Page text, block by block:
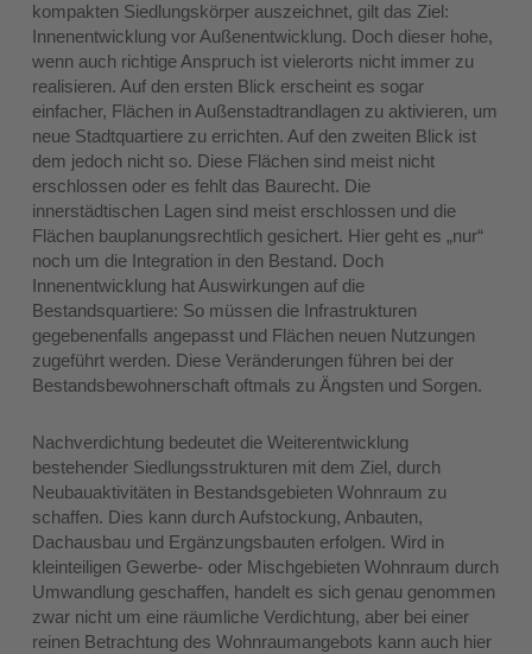
kompakten Siedlungskörper auszeichnet, gilt das Ziel:
Innenentwicklung vor Außenentwicklung. Doch dieser hohe,
wenn auch richtige Anspruch ist vielerorts nicht immer zu
realisieren. Auf den ersten Blick erscheint es sogar
einfacher, Flächen in Außenstadtrandlagen zu aktivieren, um
neue Stadtquartiere zu errichten. Auf den zweiten Blick ist
dem jedoch nicht so. Diese Flächen sind meist nicht
erschlossen oder es fehlt das Baurecht. Die
innerstädtischen Lagen sind meist erschlossen und die
Flächen bauplanungsrechtlich gesichert. Hier geht es „nur“
noch um die Integration in den Bestand. Doch
Innenentwicklung hat Auswirkungen auf die
Bestandsquartiere: So müssen die Infrastrukturen
gegebenenfalls angepasst und Flächen neuen Nutzungen
zugeführt werden. Diese Veränderungen führen bei der
Bestandsbewohnerschaft oftmals zu Ängsten und Sorgen.
Nachverdichtung bedeutet die Weiterentwicklung
bestehender Siedlungsstrukturen mit dem Ziel, durch
Neubauaktivitäten in Bestandsgebieten Wohnraum zu
schaffen. Dies kann durch Aufstockung, Anbauten,
Dachausbau und Ergänzungsbauten erfolgen. Wird in
kleinteiligen Gewerbe- oder Mischgebieten Wohnraum durch
Umwandlung geschaffen, handelt es sich genau genommen
zwar nicht um eine räumliche Verdichtung, aber bei einer
reinen Betrachtung des Wohnraumangebots kann auch hier